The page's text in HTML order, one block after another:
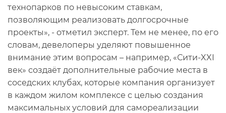
технопарков по невысоким ставкам,
позволяющим реализовать долгосрочные
проекты», - отметил эксперт. Тем не менее, по его
словам, девелоперы уделяют повышенное
внимание этим вопросам – например, «Сити-XXI
век» создаёт дополнительные рабочие места в
соседских клубах, которые компания организует
в каждом жилом комплексе с целью создания
максимальных условий для самореализации